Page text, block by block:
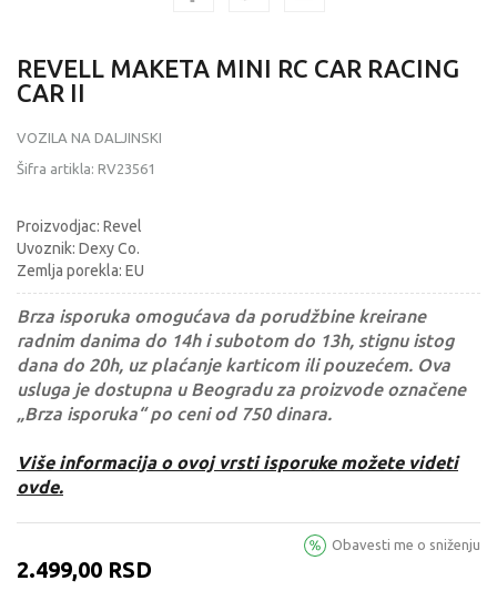
REVELL MAKETA MINI RC CAR RACING
CAR II
VOZILA NA DALJINSKI
Šifra artikla: RV23561
Proizvodjac: Revel
Uvoznik: Dexy Co.
Zemlja porekla: EU
Brza isporuka omogućava da porudžbine kreirane
radnim danima do 14h i subotom do 13h, stignu istog
dana do 20h, uz plaćanje karticom ili pouzećem. Ova
usluga je dostupna u Beogradu za proizvode označene
„Brza isporuka“ po ceni od 750 dinara.
Više informacija o ovoj vrsti isporuke možete videti
ovde.
2.499,00 RSD
Obavesti me o sniženju